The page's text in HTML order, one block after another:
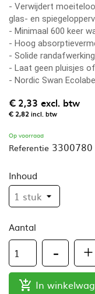
- Verwijdert
glas- en
- Minimaal 600 keer
- Hoog
- Solide
- Laat geen pluisjes
- Nordic Swan
€ 2,33 excl. btw
€ 2,82 incl. btw
Op voorraad
Referentie 3300780
Inhoud
Aantal
 In